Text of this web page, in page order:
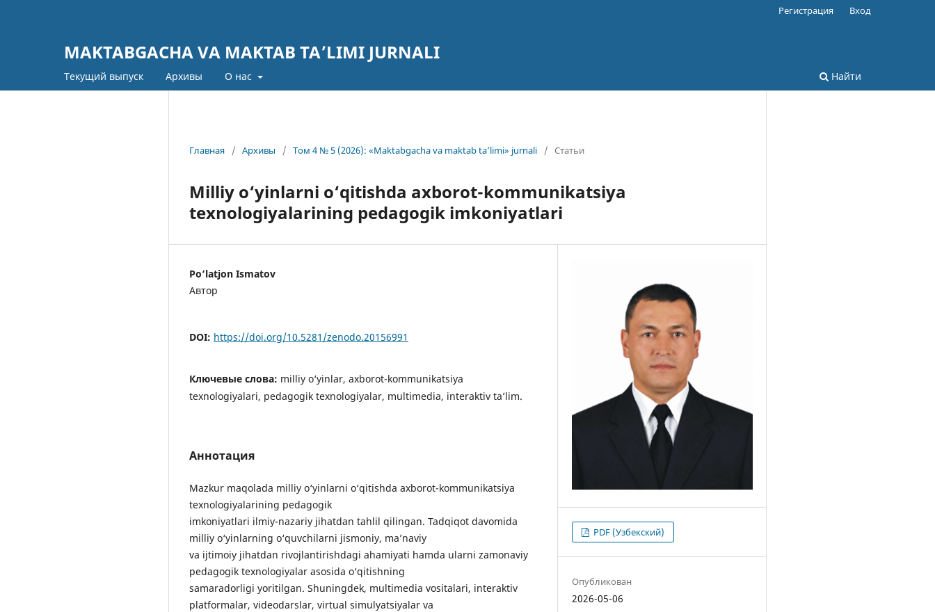
MAKTABGACHA VA MAKTAB TA’LIMI JURNALI
Текущий выпуск Архивы О нас Найти
Регистрация Вход
Главная / Архивы / Том 4 № 5 (2026): «Maktabgacha va maktab ta’limi» jurnali / Статьи
Milliy o‘yinlarni o‘qitishda axborot-kommunikatsiya
texnologiyalarining pedagogik imkoniyatlari
Po‘latjon Ismatov
Автор
DOI: https://doi.org/10.5281/zenodo.20156991
Ключевые слова: milliy o‘yinlar, axborot-kommunikatsiya
texnologiyalari, pedagogik texnologiyalar, multimedia, interaktiv ta’lim.
Аннотация
Mazkur maqolada milliy o‘yinlarni o‘qitishda axborot-kommunikatsiya
texnologiyalarining pedagogik
imkoniyatlari ilmiy-nazariy jihatdan tahlil qilingan. Tadqiqot davomida
milliy o‘yinlarning o‘quvchilarni jismoniy, ma’naviy
va ijtimoiy jihatdan rivojlantirishdagi ahamiyati hamda ularni zamonaviy
pedagogik texnologiyalar asosida o‘qitishning
samaradorligi yoritilgan. Shuningdek, multimedia vositalari, interaktiv
platformalar, videodarslar, virtual simulyatsiyalar va
PDF (Узбекский)
Опубликован
2026-05-06